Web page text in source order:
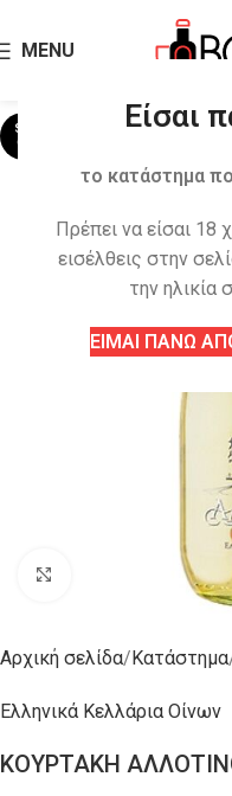
Είσαι
το κατάστημα
Πρέπει να είσαι 18
εισέλθεις στην
την ηλικία
ΕΙΜΑΙ ΠΑΝΩ
MENU
SOLD
OUT
Click to enlarge
Αρχική σελίδα Κατάστημα
Ελληνικά Κελλάρια Οίνων
ΚΟΥΡΤΑΚΗ